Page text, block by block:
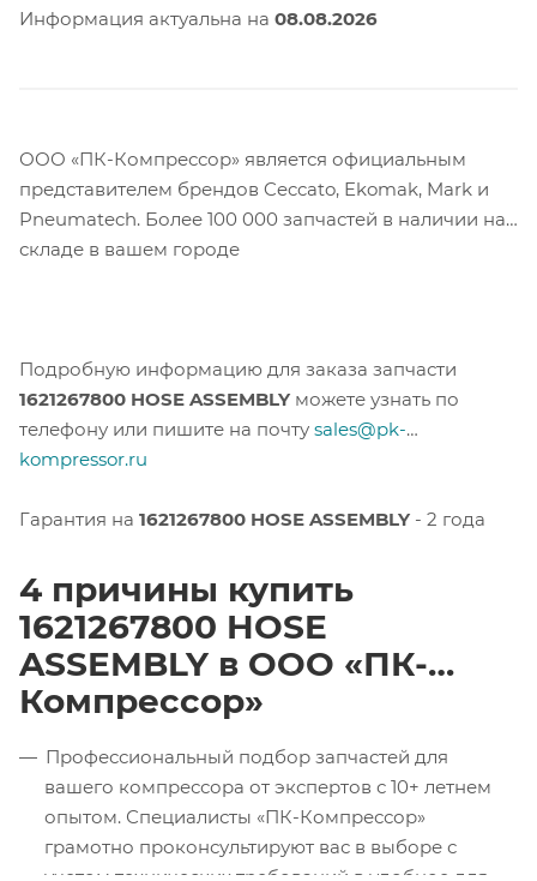
Информация актуальна на 08.08.2026
ООО «ПК-Компрессор» является официальным
представителем брендов Ceccato, Ekomak, Mark и
Pneumatech. Более 100 000 запчастей в наличии на
складе в вашем городе
Подробную информацию для заказа запчасти
1621267800 HOSE ASSEMBLY можете узнать по
телефону или пишите на почту sales@pk-
kompressor.ru
Гарантия на 1621267800 HOSE ASSEMBLY - 2 года
4 причины купить
1621267800 HOSE
ASSEMBLY в ООО «ПК-
Компрессор»
Профессиональный подбор запчастей для
вашего компрессора от экспертов с 10+ летнем
опытом. Специалисты «ПК-Компрессор»
грамотно проконсультируют вас в выборе с